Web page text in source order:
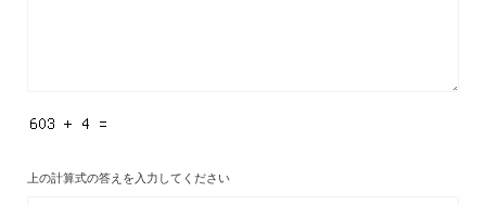
上の計算式の答えを入力してください